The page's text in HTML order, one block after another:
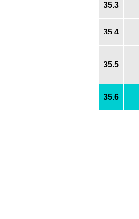
35.3
35.4
35.5
35.6